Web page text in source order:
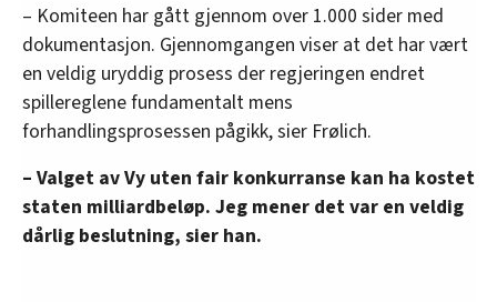
– Komiteen har gått gjennom over 1.000 sider med
dokumentasjon. Gjennomgangen viser at det har vært
en veldig uryddig prosess der regjeringen endret
spillereglene fundamentalt mens
forhandlingsprosessen pågikk, sier Frølich.
– Valget av Vy uten fair konkurranse kan ha kostet
staten milliardbeløp. Jeg mener det var en veldig
dårlig beslutning, sier han.